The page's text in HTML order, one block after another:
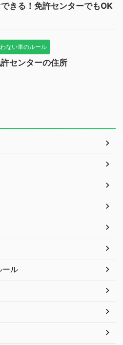
きる！免許センターでもOK
ない車のルール
センターの住所
ール